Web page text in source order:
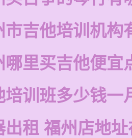
市吉他培训机构
哪里买吉他便宜
培训班多少钱一
出租 福州店地